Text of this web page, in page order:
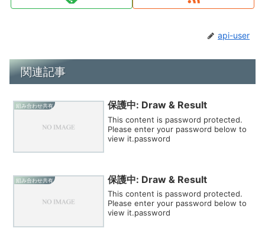
api-user
関連記事
組み合わせ共有 保護中: Draw & Result
This content is password protected.
Please enter your password below to
view it.password
組み合わせ共有 保護中: Draw & Result
This content is password protected.
Please enter your password below to
view it.password